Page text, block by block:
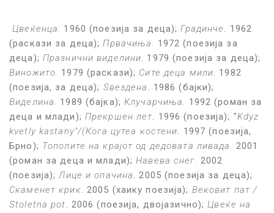
Цвеќенца. 1960 (поезија за деца);Градинче
. 1962
(раскази за деца); Првачиња.
1972 (поезија за
деца); Празнични виделини . 1979 (поезија за деца);
Виножито.
1979 (раскази); Сите деца мили . 1982
(поезија, за деца); Ѕвездена
. 1986 (бајки);
Виделина.
1989 (бајка); Клучарчиња.
1992 (роман за
деца и млади); Прекршен лет . 1996 (поезија); "Kdyz
kvetly kastany"/(Кога цутеа костени . 1997 (поезија,
Брно); Тополите на крајот од дедовата ливада.
2001
(роман за деца и млади);Навева снег.
2002
(поезија); Лице и опачина
. 2005 (поезија за деца);
Скаменет крик . 2005 (хаику поезија); Вековит пат /
Stoletna pot . 2006 (поезија, двојазично);Цвеќе на